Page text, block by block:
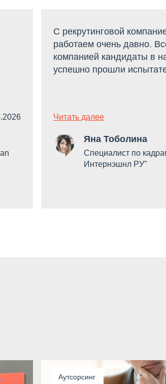
С рекрутинговой
работаем очень давно.
компанией кандидаты в
успешно прошли
Читать далее
Яна Тоболина
Специалист по
Интернэшнл РУ"
Аутсорсинг